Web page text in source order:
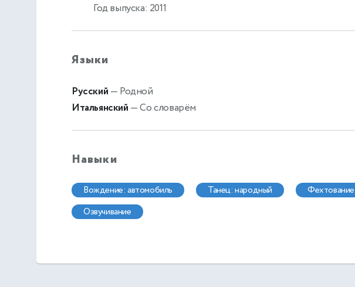
Год выпуска: 2011
Языки
Русский — Родной
Итальянский — Со словарём
Навыки
вождение: автомобиль танец: народный фехтование
озвучивание